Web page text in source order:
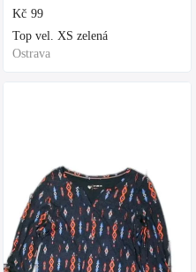
Kč 99
Top vel. XS zelená
Ostrava